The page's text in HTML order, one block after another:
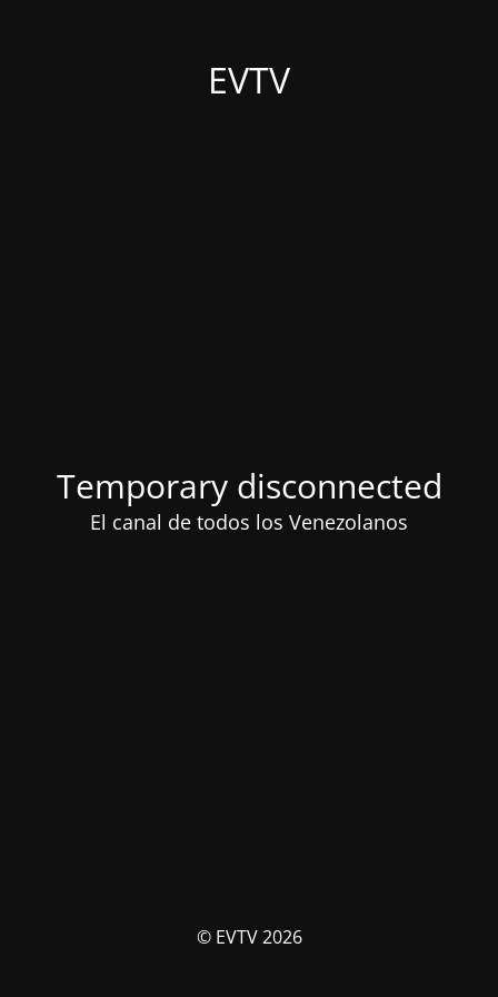
EVTV
Temporary disconnected
El canal de todos los Venezolanos
© EVTV 2026